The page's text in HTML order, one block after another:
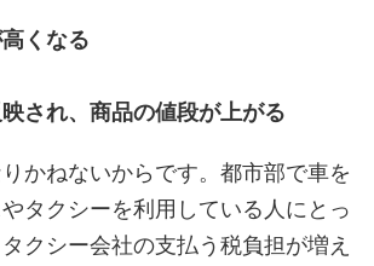
くなる
され、商品の値段が上がる
かねないからです。都市部で車を
タクシーを利用している人にとっ
クシー会社の支払う税負担が増え